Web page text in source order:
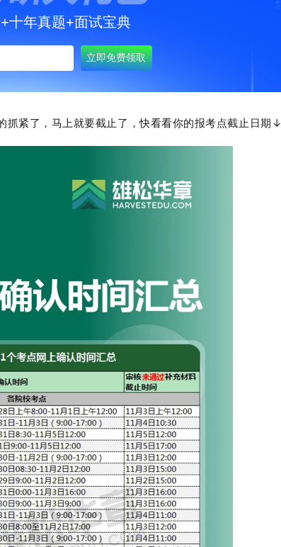
十年真题+面试宝典
抓紧了，马上就要截止了，快看看你的报考点截止日期↓